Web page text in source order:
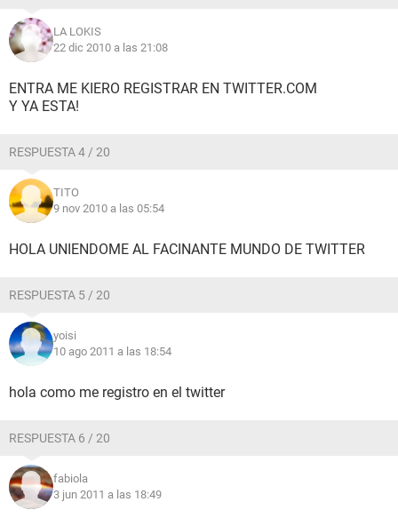
LA LOKIS
22 dic 2010 a las 21:08
ENTRA ME KIERO REGISTRAR EN TWITTER.COM
Y YA ESTA!
RESPUESTA 4 / 20
TITO
9 nov 2010 a las 05:54
HOLA UNIENDOME AL FACINANTE MUNDO DE TWITTER
RESPUESTA 5 / 20
yoisi
10 ago 2011 a las 18:54
hola como me registro en el twitter
RESPUESTA 6 / 20
fabiola
3 jun 2011 a las 18:49